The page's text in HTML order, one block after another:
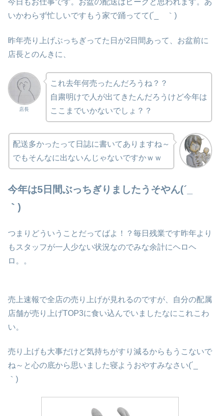
今日もお仕事です。お盆の配送はピークと思われます。あ
いかわらず忙しいですもう家で踊ってて(´_ゝ｀)
昨年売り上げぶっちぎってた日が2日間あって、お盆前に
店長とのんきに、
店長
これ去年何売ったんだろうね？？
自粛明けで人が出てきたんだろうけど今年は
ここまでいかないでしょ？？
配送多かったって日誌に書いてありますね～
でもそんなに出ないんじゃないですかｗｗ
今年は5日間ぶっちぎりましたうそやん(´_ゝ
｀)
つまりどういうことだってばよ！？毎日残業です昨年より
もスタッフが一人少ない状況なのでみな余計にヘロヘ
ロ。。
売上速報で全店の売り上げが見れるのですが、自分の配属
店舗が売り上げTOP3に食い込んでいましたなにこれこわ
い。
売り上げも大事だけど気持ちがすり減るからもうこないで
ね～と心の底から思いました寝ようおやすみなさい(´_ゝ
｀)